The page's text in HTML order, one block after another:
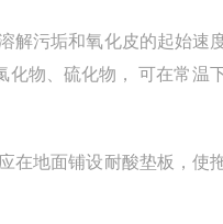
污垢和氧化皮的起始速
物、硫化物， 可在常
地面铺设耐酸垫板，使